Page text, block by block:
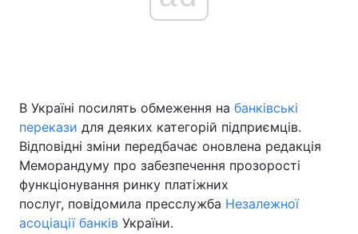
В Україні посилять обмеження на банківські
перекази для деяких категорій підприємців.
Відповідні зміни передбачає оновлена редакція
Меморандуму про забезпечення прозорості
функціонування ринку платіжних
послуг, повідомила пресслужба Незалежної
асоціації банків України.